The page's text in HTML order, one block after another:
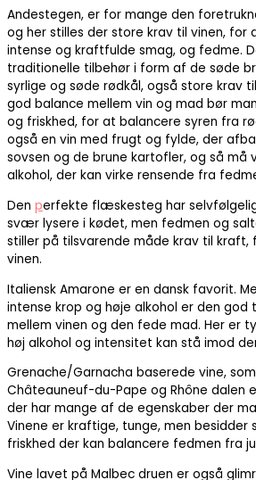
Andestegen, er for mange den
og her stilles der store krav til vinen, for
intense og kraftfulde smag, og fedme.
traditionelle tilbehør i form af de søde
syrlige og søde rødkål, også store krav
god balance mellem vin og mad bør
og friskhed, for at balancere syren fra
også en vin med frugt og fylde, der
sovsen og de brune kartofler, og så må
alkohol, der kan virke rensende fra
Den perfekte flæskesteg har
svær lysere i kødet, men fedmen og
stiller på tilsvarende måde krav til kraft,
vinen.
Italiensk Amarone er en dansk favorit.
intense krop og høje alkohol er den god
mellem vinen og den fede mad. Her er
høj alkohol og intensitet kan stå imod
Grenache/Garnacha baserede vine,
Châteauneuf-du-Pape og Rhône dalen
der har mange af de egenskaber der
Vinene er kraftige, tunge, men besidder
friskhed der kan balancere fedmen fra
Vine lavet på Malbec druen er også